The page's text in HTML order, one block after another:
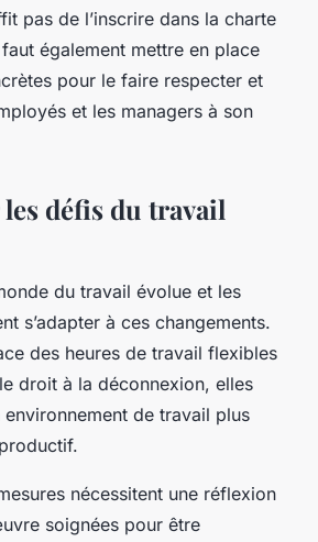
pas de l’inscrire dans la charte
également mettre en place
pour le faire respecter et
et les managers à son
défis du travail
du travail évolue et les
s’adapter à ces changements.
des heures de travail flexibles
droit à la déconnexion, elles
de travail plus
nécessitent une réflexion
soignées pour être